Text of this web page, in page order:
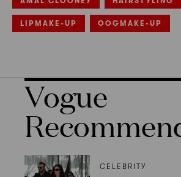
LIPMAKE-UP OOGMAKE-UP
Vogue
CELEBRITY